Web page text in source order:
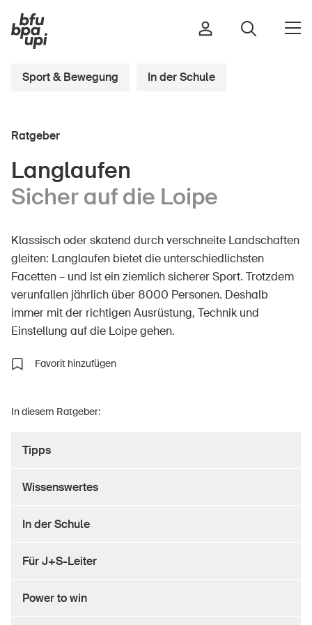
Sport & Bewegung
Zuhause & Garten
Gebäude & Anlagen
In der Kindheit
Im Alter
Im Unternehmen
Über die BFU
Sinus Plus
Kurse & Veranstaltungen
Sport & Bewegung In der Schule
Ratgeber
Langlaufen
Sicher auf die Loipe
Klassisch oder skatend durch verschneite Landschaften
gleiten: Langlaufen bietet die unterschiedlichsten
Facetten – und ist ein ziemlich sicherer Sport. Trotzdem
verunfallen jährlich über 8000 Personen. Deshalb
immer mit der richtigen Ausrüstung, Technik und
Einstellung auf die Loipe gehen.
Favorit hinzufügen
In diesem Ratgeber:
Tipps
Wissenswertes
In der Schule
Für J+S-Leiter
Power to win